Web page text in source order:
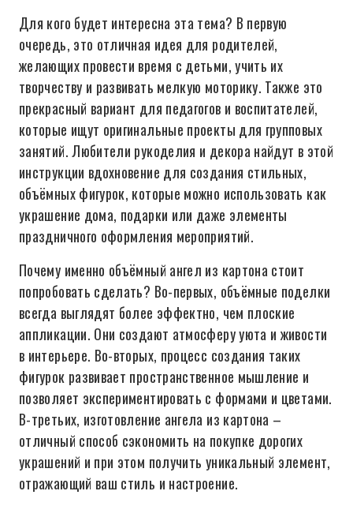
Для кого будет интересна эта тема? В первую
очередь, это отличная идея для родителей,
желающих провести время с детьми, учить их
творчеству и развивать мелкую моторику. Также это
прекрасный вариант для педагогов и воспитателей,
которые ищут оригинальные проекты для групповых
занятий. Любители рукоделия и декора найдут в этой
инструкции вдохновение для создания стильных,
объёмных фигурок, которые можно использовать как
украшение дома, подарки или даже элементы
праздничного оформления мероприятий.
Почему именно объёмный ангел из картона стоит
попробовать сделать? Во-первых, объёмные поделки
всегда выглядят более эффектно, чем плоские
аппликации. Они создают атмосферу уюта и живости
в интерьере. Во-вторых, процесс создания таких
фигурок развивает пространственное мышление и
позволяет экспериментировать с формами и цветами.
В-третьих, изготовление ангела из картона –
отличный способ сэкономить на покупке дорогих
украшений и при этом получить уникальный элемент,
отражающий ваш стиль и настроение.